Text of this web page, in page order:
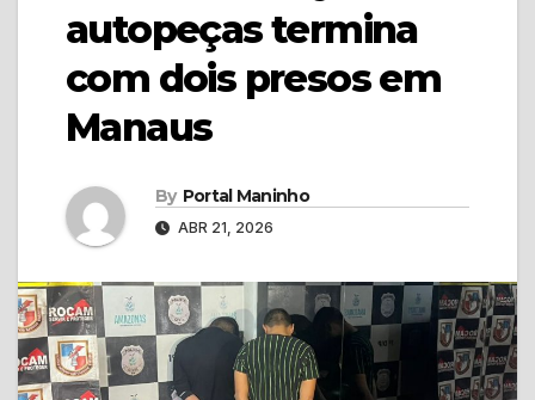
autopeças termina
com dois presos em
Manaus
By Portal Maninho
ABR 21, 2026